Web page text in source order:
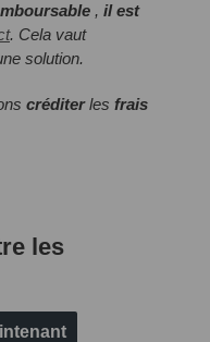
, il est
. Cela vaut
solution.
créditerles frais
les